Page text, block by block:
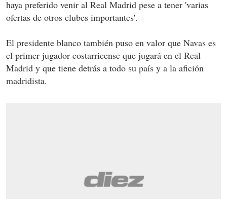
haya preferido venir al Real Madrid pese a tener 'varias
ofertas de otros clubes importantes'.
El presidente blanco también puso en valor que Navas es
el primer jugador costarricense que jugará en el Real
Madrid y que tiene detrás a todo su país y a la afición
madridista.